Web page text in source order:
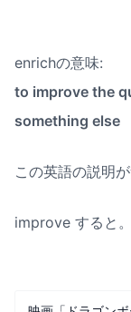
to improve the
something else
この英語の説明
improve すると。